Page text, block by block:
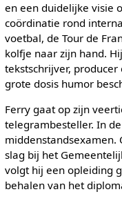
en een duidelijke visie
coördinatie rond
voetbal, de Tour de
kolfje naar zijn hand.
tekstschrijver,
grote dosis humor
Ferry gaat op zijn
telegrambesteller. In
middenstandsexamen.
slag bij het
volgt hij een opleiding
behalen van het